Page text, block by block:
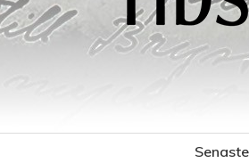
Senaste